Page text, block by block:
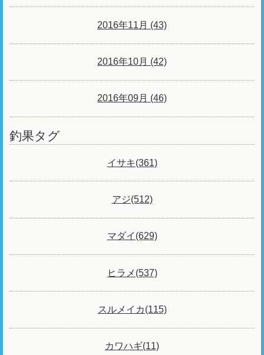
2016年11月 (43)
2016年10月 (42)
2016年09月 (46)
釣果タグ
イサキ(361)
アジ(512)
マダイ(629)
ヒラメ(537)
スルメイカ(115)
カワハギ(11)